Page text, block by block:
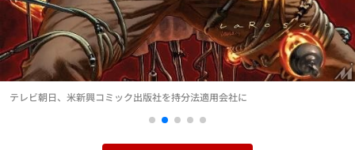
テレビ朝日、米新興コミック出版社を持分法適用会社に